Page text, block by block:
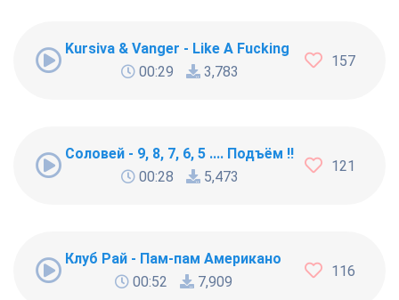
Kursiva & Vanger - Like A Fucking Newbie
00:29
3,783
157
Соловей - 9, 8, 7, 6, 5 .... Подъём !!!
00:28
5,473
121
Клуб Рай - Пам-пам Американо
00:52
7,909
116